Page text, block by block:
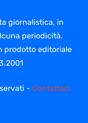
giornalistica, in
periodicità.
prodotto editoriale
- Contattaci